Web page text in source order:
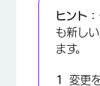
ヒント：
も新し
ます。
変更